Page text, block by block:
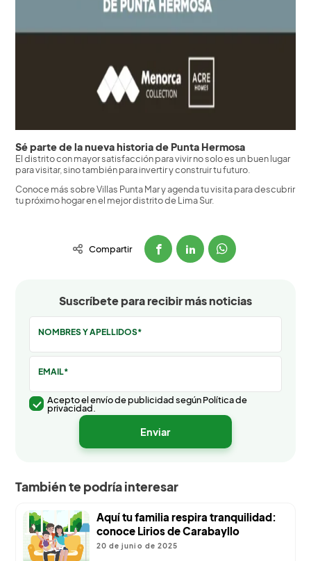
Sé parte de la nueva historia de Punta Hermosa
El distrito con mayor satisfacción para vivir no solo es un buen lugar
para visitar, sino también para invertir y construir tu futuro.
Conoce más sobre Villas Punta Mar y agenda tu visita para descubrir
tu próximo hogar en el mejor distrito de Lima Sur.
Compartir
Suscríbete para recibir más noticias
NOMBRES Y APELLIDOS*
EMAIL*
Acepto el envío de publicidad según Política de
privacidad.
También te podría interesar
Aquí tu familia respira tranquilidad:
conoce Lirios de Carabayllo
20 de junio de 2025